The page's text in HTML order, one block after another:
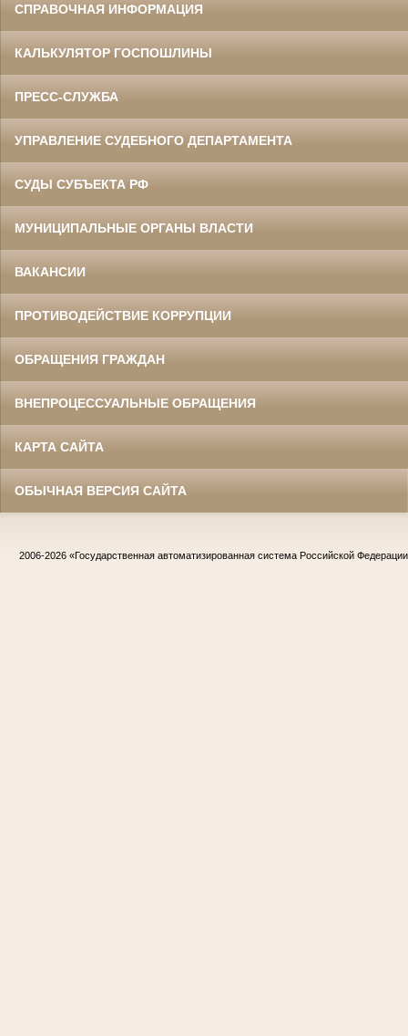
СПРАВОЧНАЯ ИНФОРМАЦИЯ
КАЛЬКУЛЯТОР ГОСПОШЛИНЫ
ПРЕСС-СЛУЖБА
УПРАВЛЕНИЕ СУДЕБНОГО ДЕПАРТАМЕНТА
СУДЫ СУБЪЕКТА РФ
МУНИЦИПАЛЬНЫЕ ОРГАНЫ ВЛАСТИ
ВАКАНСИИ
ПРОТИВОДЕЙСТВИЕ КОРРУПЦИИ
ОБРАЩЕНИЯ ГРАЖДАН
ВНЕПРОЦЕССУАЛЬНЫЕ ОБРАЩЕНИЯ
КАРТА САЙТА
ОБЫЧНАЯ ВЕРСИЯ САЙТА
2006-2026 «Государственная автоматизированная система Российской